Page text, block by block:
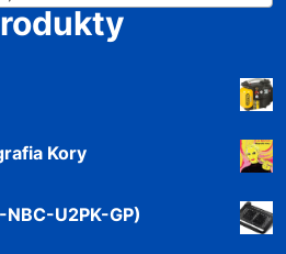
Kory
NBC-U2PK-GP)